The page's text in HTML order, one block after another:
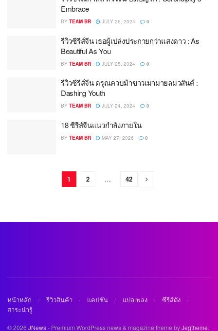
Embrace
BY TEAM BR JULY 26, 2024 0
รีวิวซีรีส์จีน เธอผู้เปล่งประกายกว่าแสงดาว : As
Beautiful As You
BY TEAM BR JULY 25, 2024 0
รีวิวซีรีส์จีน ดรุณควบม้าขาวเมามายลมวสันต์ :
Dashing Youth
BY TEAM BR JULY 24, 2024 0
18 ซีรีส์จีนแนวกำลังภายใน
BY TEAM BR MAY 27, 2026 0
1 2 … 42
หน้าหลัก รีวิวสินค้า แคปชั่น แปลเพลง
ซีรีส์ดัง
สาระน่ารู้
© 2026 JNews- Premium WordPress news & magazine theme byJegtheme.